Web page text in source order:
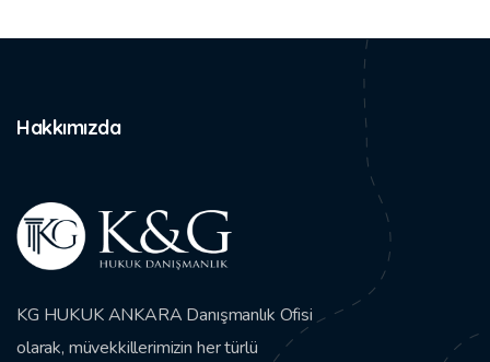
Hakkımızda
KG HUKUK ANKARA Danışmanlık Ofisi
olarak, müvekkillerimizin her türlü